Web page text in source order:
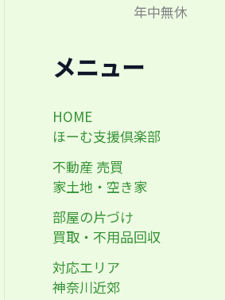
年中無休
メニュー
HOME
ほーむ支援倶楽部
不動産 売買
家土地・空き家
部屋の片づけ
買取・不用品回収
対応エリア
神奈川近郊